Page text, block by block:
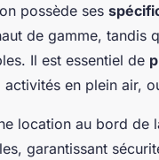
possède ses
de gamme, tandis
Il est essentiel de
en plein air,
location au bord de
garantissant